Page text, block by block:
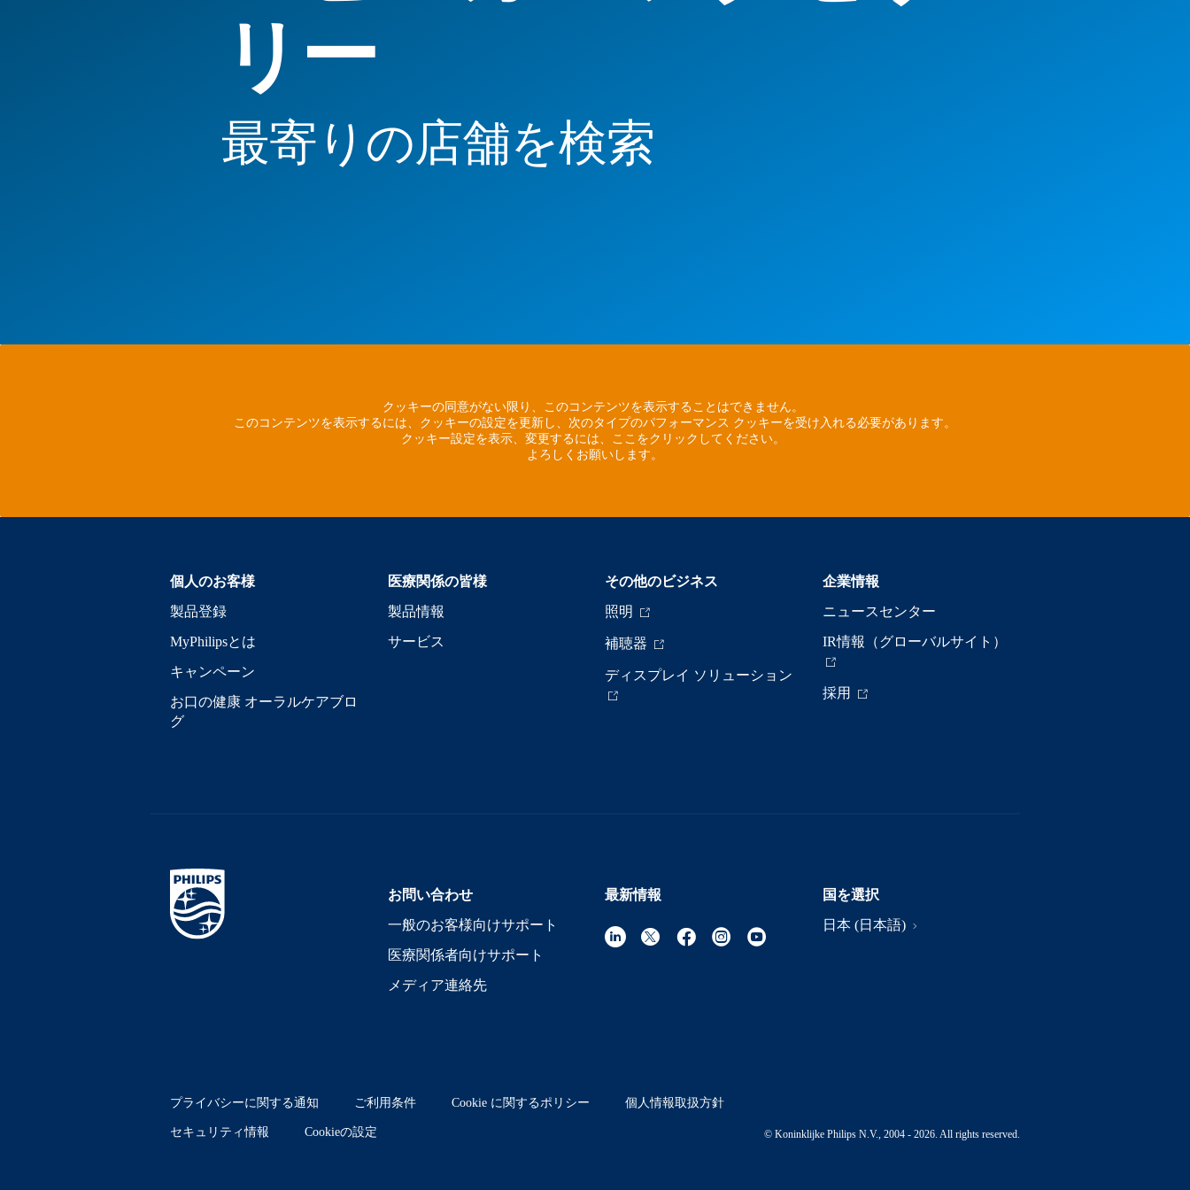
リー
最寄りの店舗を検索
クッキーの同意がない限り、このコンテンツを表示することはできません。
このコンテンツを表示するには、クッキーの設定を更新し、次のタイプのパフォーマンス クッキーを受け入れる必要があります。
クッキー設定を表示、変更するには、ここをクリックしてください。
よろしくお願いします。
個人のお客様
製品登録
MyPhilipsとは
キャンペーン
お口の健康 オーラルケアブロ
グ
医療関係の皆様
製品情報
サービス
その他のビジネス
照明
補聴器
ディスプレイ ソリューション
企業情報
ニュースセンター
IR情報（グローバルサイト）
採用
お問い合わせ
一般のお客様向けサポート
医療関係者向けサポート
メディア連絡先
最新情報
国を選択
日本 (日本語)
プライバシーに関する通知 ご利用条件 Cookie に関するポリシー 個人情報取扱方針
セキュリティ情報 Cookieの設定 © Koninklijke Philips N.V., 2004 - 2026. All rights reserved.